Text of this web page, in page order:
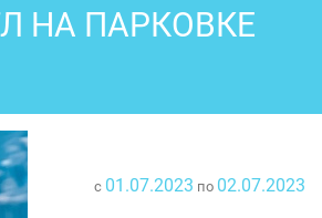
НА ПАРКОВКЕ
с 01.07.2023 по 02.07.2023